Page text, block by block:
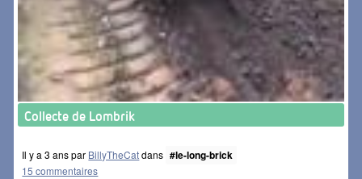
Collecte de Lombrik
Il y a 3 ans par BillyTheCatdans #le-long-brick
15 commentaires